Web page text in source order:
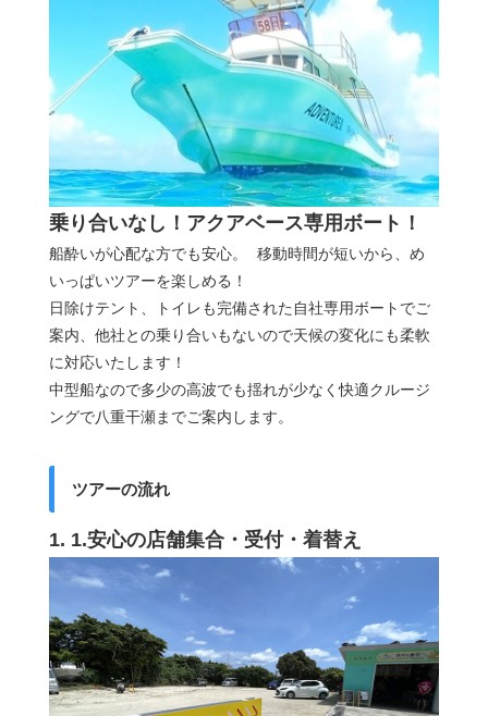
乗り合いなし！アクアベース専用ボート！
船酔いが心配な方でも安心。 移動時間が短いから、め
いっぱいツアーを楽しめる！
日除けテント、トイレも完備された自社専用ボートでご
案内、他社との乗り合いもないので天候の変化にも柔軟
に対応いたします！
中型船なので多少の高波でも揺れが少なく快適クルージ
ングで八重干瀬までご案内します。
ツアーの流れ
1. 1.安心の店舗集合・受付・着替え